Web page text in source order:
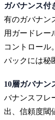
ガバナンス付
有のガバナン
用ガードレー
コントロール
パックには秘
10層ガバナン
バナンスフレ
出、信頼度閾